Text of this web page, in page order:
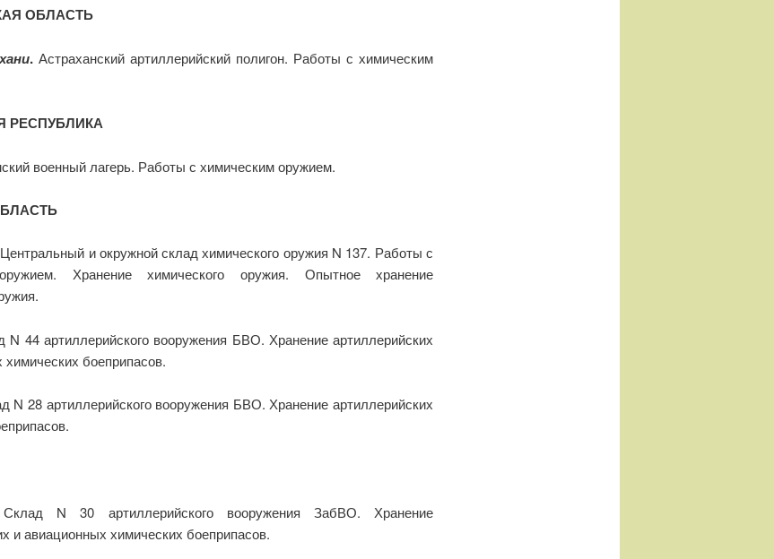
ОБЛАСТЬ
.Астраханский артиллерийский полигон. Работы с химическим
РЕСПУБЛИКА
военный лагерь. Работы с химическим оружием.
и окружной склад химического оружия N 137. Работы с
Хранение химического оружия. Опытное хранение
N 44 артиллерийского вооружения БВО. Хранение артиллерийских
боеприпасов.
N 28 артиллерийского вооружения БВО. Хранение артиллерийских
N 30 артиллерийского вооружения ЗабВО. Хранение
и авиационных химических боеприпасов.